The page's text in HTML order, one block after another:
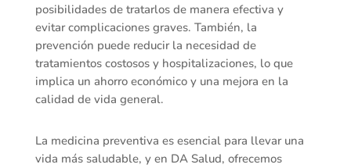
posibilidades de tratarlos de manera efectiva y
evitar complicaciones graves. También, la
prevención puede reducir la necesidad de
tratamientos costosos y hospitalizaciones, lo que
implica un ahorro económico y una mejora en la
calidad de vida general.
La medicina preventiva es esencial para llevar una
vida más saludable, y en DA Salud, ofrecemos